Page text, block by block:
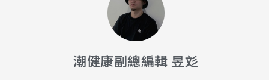
潮健康副總編輯 昱彣